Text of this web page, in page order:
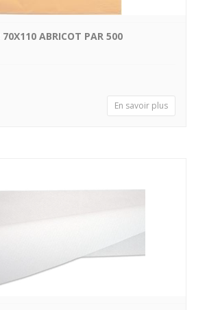
70X110 ABRICOT PAR 500
En savoir plus